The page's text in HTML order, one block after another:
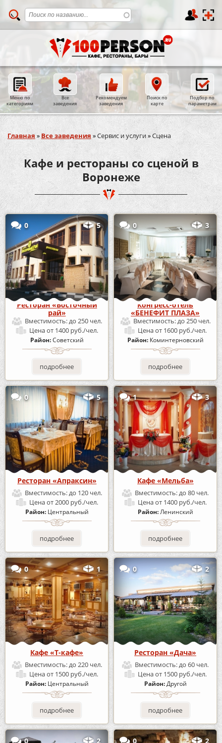
Меню по
категориям
Все
заведения
Рекомендуем
заведения
Поиск по
карте
Подбор по
параметрам
Вы здесь
Главная » Все заведения »Сервис и услуги»Сцена
Кафе и рестораны со сценой в
Воронеже
0 5
Ресторан «Восточный
рай»
Вместимость:до 250 чел.
Ценаот 1400 руб./чел.
Район:Советский
подробнее
0 3
Конгресс-отель
«БЕНЕФИТ ПЛАЗА»
Вместимость:до 250 чел.
Ценаот 1600 руб./чел.
Район: Коминтерновский
подробнее
0 5
Ресторан «Апраксин»
Вместимость:до 120 чел.
Ценаот 2000 руб./чел.
Район: Центральный
подробнее
1 3
Кафе «Мельба»
Вместимость:до 80 чел.
Ценаот 1400 руб./чел.
Район:Ленинский
подробнее
0 1
Кафе «Т-кафе»
Вместимость:до 220 чел.
Ценаот 1500 руб./чел.
Район: Центральный
подробнее
0 2
Ресторан «Дача»
Вместимость:до 60 чел.
Ценаот 1500 руб./чел.
Район:Другой
подробнее
0 2 0 2